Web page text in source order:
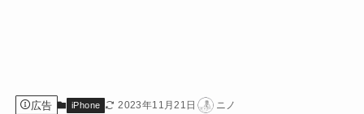
広告 iPhone 2023年11月21日 ニノ